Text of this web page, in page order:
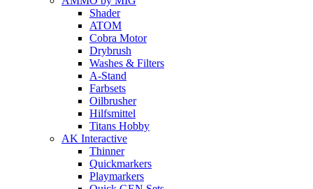
Shader
ATOM
Cobra Motor
Drybrush
Washes & Filters
A-Stand
Farbsets
Oilbrusher
Hilfsmittel
Titans Hobby
AK Interactive
Thinner
Quickmarkers
Playmarkers